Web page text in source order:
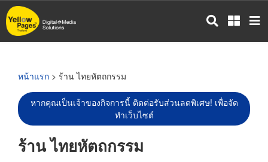
ข้าม
ไป
หน้าแรก > ร้าน ไทยหัตถกรรม
หากคุณเป็นเจ้าของกิจการนี้ ติดต่อรับส่วนลดพิเศษ! เพื่อจัด
ทำเว็บไซต์
ร้าน ไทยหัตถกรรม